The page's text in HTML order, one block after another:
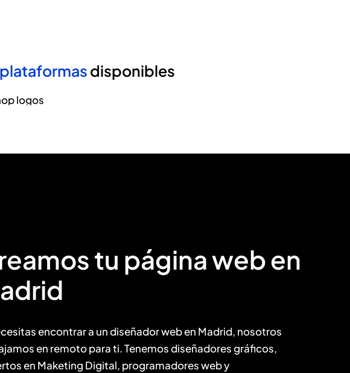
disponibles
tu página web en
encontrar a un diseñador web en Madrid, nosotros
en remoto para ti. Tenemos diseñadores gráficos,
en Maketing Digital, programadores web y